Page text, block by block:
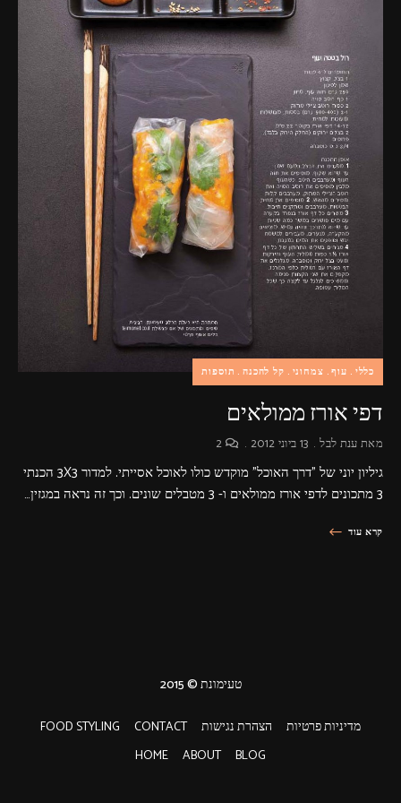
פרסומות,
מדיה
דיגיטלית
ועוד.
כללי עוף צמחוני קל להכנה תוספות
דפי אורז ממולאים
מאתענת לבל 13 ביוני 2012
גיליון יוני של "דרך האוכל" מוקדש כולו לאוכל אסייתי. למדור 3X3 הכנתי
3 מתכונים לדפי אורז ממולאים ו- 3 מטבלים שונים. וכך זה נראה במגזין…
קרא עוד
מדיניות פרטיות הצהרת נגישות CONTACT
FOOD STYLING
BLOG
ABOUT
HOME
טעימונת © 2015